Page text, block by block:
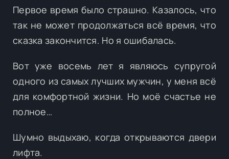
Первое время было страшно. Казалось, что
так не может продолжаться всё время, что
сказка закончится. Но я ошибалась.
Вот уже восемь лет я являюсь супругой
одного из самых лучших мужчин, у меня всё
для комфортной жизни. Но моё счастье не
полное…
Шумно выдыхаю, когда открываются двери
лифта.